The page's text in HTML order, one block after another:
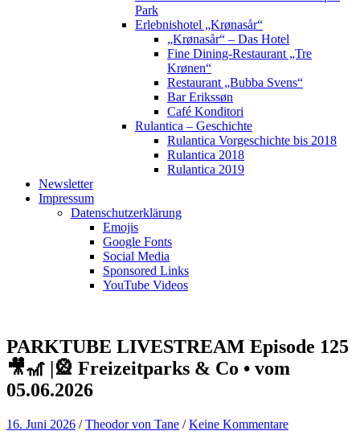
Park
Erlebnishotel „Krønasår“
„Krønasår“ – Das Hotel
Fine Dining-Restaurant „Tre
Krønen“
Restaurant „Bubba Svens“
Bar Erikssøn
Café Konditori
Rulantica – Geschichte
Rulantica Vorgeschichte bis 2018
Rulantica 2018
Rulantica 2019
Newsletter
Impressum
Datenschutzerklärung
Emojis
Google Fonts
Social Media
Sponsored Links
YouTube Videos
PARKTUBE LIVESTREAM Episode 125
🎥🎢 |🎡 Freizeitparks & Co • vom
05.06.2026
16. Juni 2026 /Theodor von Tane /Keine Kommentare